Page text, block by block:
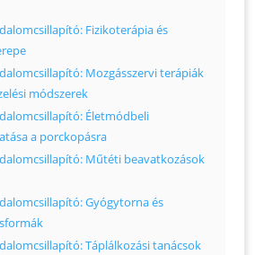
Fizikoterápia és
Mozgásszervi terápiák
módszerek
Életmódbeli
a porckopásra
Műtéti beavatkozások
Gyógytorna és
Táplálkozási tanácsok